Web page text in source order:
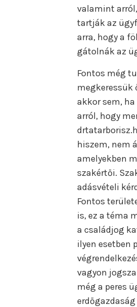
valamint
tartják az
arra, hogy a
gátolnák az
Fontos még
megkeressük
akkor sem,
arról, hogy
hiszem, nem
amelyekben
szakértői.
adásvételi
Fontos
is, ez a téma
a családjog
ilyen esetben
vagyon
még a peres